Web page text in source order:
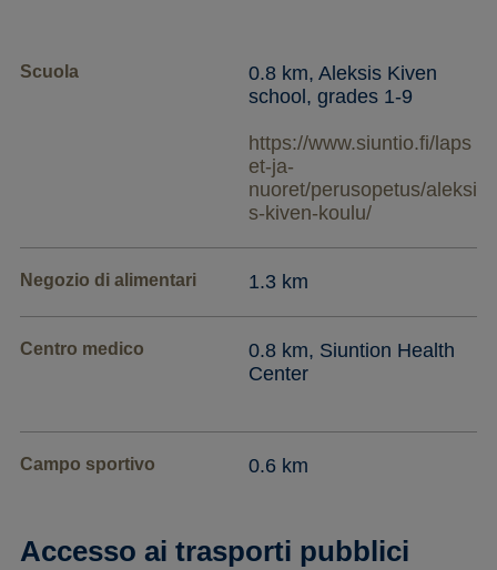
Scuola
0.8 km, Aleksis Kiven
school, grades 1-9
https://www.siuntio.fi/laps
et-ja-
nuoret/perusopetus/aleksi
s-kiven-koulu/
Negozio di alimentari 1.3 km
Centro medico
0.8 km, Siuntion Health
Center
Campo sportivo 0.6 km
Accesso ai trasporti pubblici